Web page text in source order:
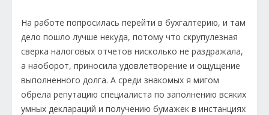
На работе попросилась перейти в бухгалтерию, и там
дело пошло лучше некуда, потому что скрупулезная
сверка налоговых отчетов нисколько не раздражала,
а наоборот, приносила удовлетворение и ощущение
выполненного долга. А среди знакомых я мигом
обрела репутацию специалиста по заполнению всяких
умных деклараций и получению бумажек в инстанциях